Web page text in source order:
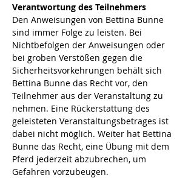
Verantwortung des Teilnehmers
Den Anweisungen von Bettina Bunne
sind immer Folge zu leisten. Bei
Nichtbefolgen der Anweisungen oder
bei groben Verstößen gegen die
Sicherheitsvorkehrungen behält sich
Bettina Bunne das Recht vor, den
Teilnehmer aus der Veranstaltung zu
nehmen. Eine Rückerstattung des
geleisteten Veranstaltungsbetrages ist
dabei nicht möglich. Weiter hat Bettina
Bunne das Recht, eine Übung mit dem
Pferd jederzeit abzubrechen, um
Gefahren vorzubeugen.